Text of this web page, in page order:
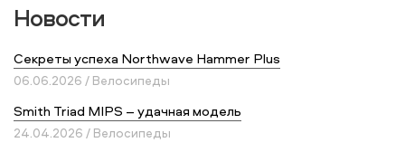
Новости
Секреты успеха Northwave Hammer Plus
06.06.2026 / Велосипеды
Smith Triad MIPS – удачная модель
24.04.2026 / Велосипеды